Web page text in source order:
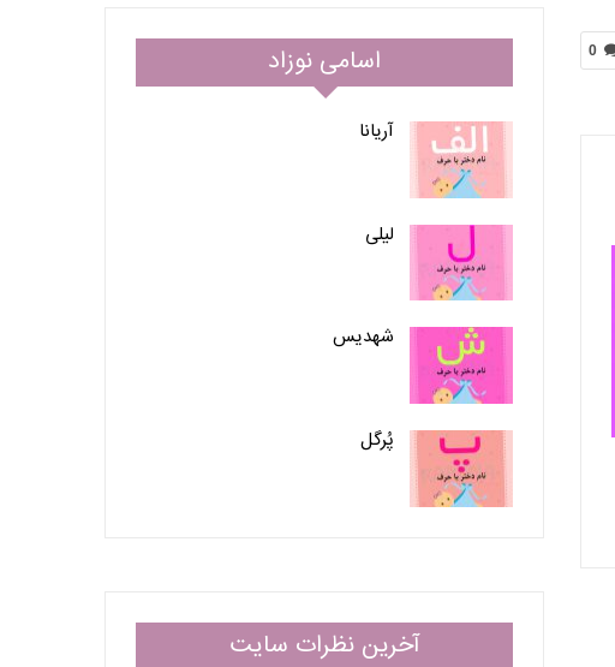
0 اسامی نوزاد
آریانا
لیلی
شهدیس
پُرگل
آخرین نظرات سایت